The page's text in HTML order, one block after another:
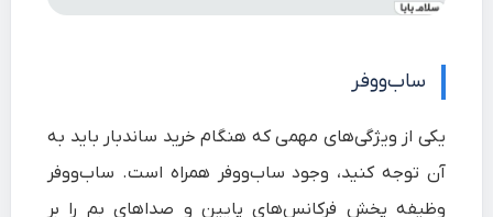
ساب‌ووفر
یکی از ویژگی‌های مهمی که هنگام خرید ساندبار باید به
آن توجه کنید، وجود ساب‌ووفر همراه است. ساب‌ووفر
وظیفه پخش فرکانس‌های پایین و صداهای بم را بر